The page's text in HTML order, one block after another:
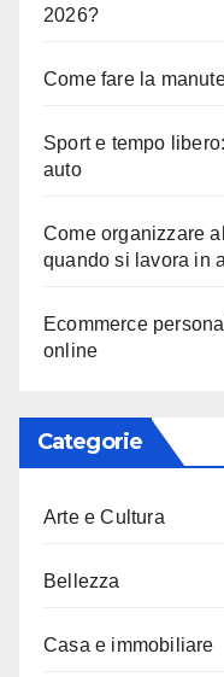
2026?
Come fare la
Sport e tempo
auto
Come organizzare
quando si lavora in
Ecommerce
online
Categorie
Arte e Cultura
Bellezza
Casa e immobiliare